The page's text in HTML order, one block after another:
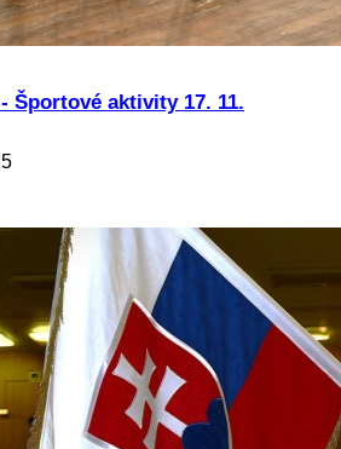
Športové aktivity 17. 11.